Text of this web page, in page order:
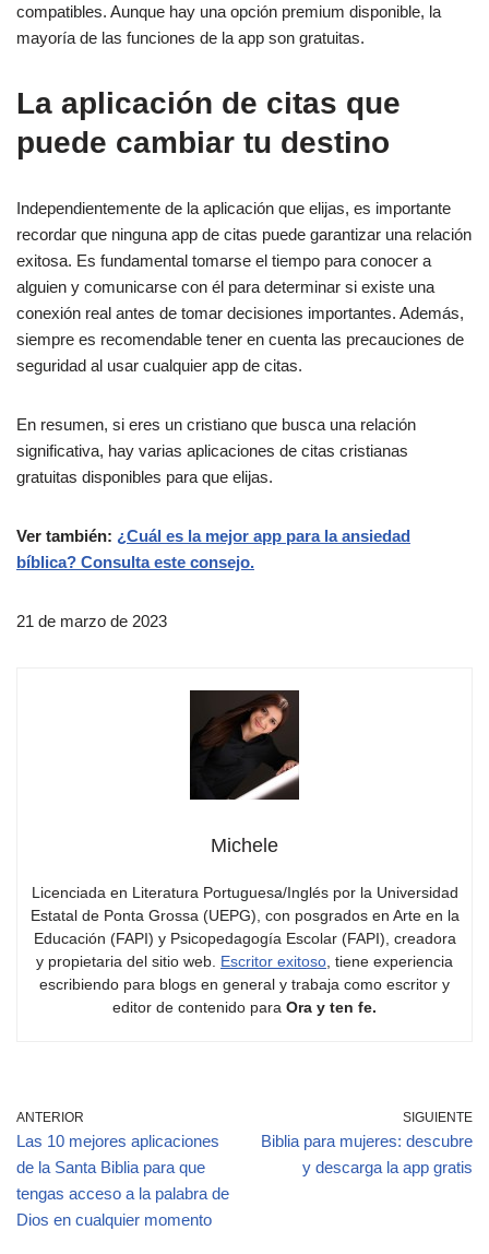
compatibles. Aunque hay una opción premium disponible, la
mayoría de las funciones de la app son gratuitas.
La aplicación de citas que
puede cambiar tu destino
Independientemente de la aplicación que elijas, es importante
recordar que ninguna app de citas puede garantizar una relación
exitosa. Es fundamental tomarse el tiempo para conocer a
alguien y comunicarse con él para determinar si existe una
conexión real antes de tomar decisiones importantes. Además,
siempre es recomendable tener en cuenta las precauciones de
seguridad al usar cualquier app de citas.
En resumen, si eres un cristiano que busca una relación
significativa, hay varias aplicaciones de citas cristianas
gratuitas disponibles para que elijas.
Ver también: ¿Cuál es la mejor app para la ansiedad
bíblica? Consulta este consejo.
21 de marzo de 2023
Michele
Licenciada en Literatura Portuguesa/Inglés por la Universidad
Estatal de Ponta Grossa (UEPG), con posgrados en Arte en la
Educación (FAPI) y Psicopedagogía Escolar (FAPI), creadora
y propietaria del sitio web. Escritor exitoso , tiene experiencia
escribiendo para blogs en general y trabaja como escritor y
editor de contenido para Ora y ten fe.
ANTERIOR
Las 10 mejores aplicaciones
de la Santa Biblia para que
tengas acceso a la palabra de
Dios en cualquier momento
SIGUIENTE
Biblia para mujeres: descubre
y descarga la app gratis